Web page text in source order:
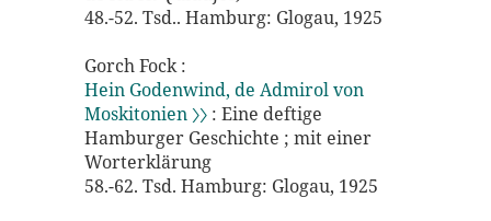
48.-52. Tsd.. Hamburg: Glogau, 1925
Gorch Fock :
Hein Godenwind, de Admirol von
Moskitonien 〉〉 : Eine deftige
Hamburger Geschichte ; mit einer
Worterklärung
58.-62. Tsd. Hamburg: Glogau, 1925